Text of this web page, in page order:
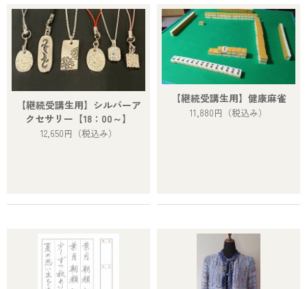
【継続受講生用】シルバーア
クセサリー【18：00～】
12,650円 （税込み）
【継続受講生用】健康麻雀
11,880円 （税込み）